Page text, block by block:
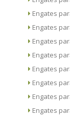
Engates
Engates
Engates
Engates
Engates
Engates
Engates
Engates